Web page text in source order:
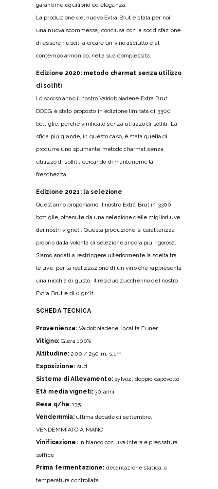
garantirne equilibrio ed eleganza.
La produzione del nuovo Extra Brut è stata per noi
una nuova scommessa, conclusa con la soddisfazione
di essere riusciti a creare un vino asciutto e al
contempo armonico, nella sua complessità.
Edizione 2020: metodo charmat senza utilizzo
di solfiti
Lo scorso anno il nostro Valdobbiadene Extra Brut
DOCG è stato proposto in edizione limitata di 3300
bottiglie, perchè vinificato senza utilizzo di solfiti. La
sfida più grande, in questo caso, è stata quella di
produrre uno spumante metodo charmat senza
utilizzo di solfiti, cercando di mantenerne la
freschezza.
Edizione 2021: la selezione
Quest’anno proponiamo il nostro Extra Brut in 3300
bottiglie, ottenute da una selezione delle migliori uve
dei nostri vigneti. Questa produzione si caratterizza
proprio dalla volontà di selezione ancora più rigorosa.
Siamo andati a restringere ulteriormente la scelta tra
le uve, per la realizzazione di un vino che rappresenta
una nicchia di gusto. Il residuo zuccherino del nostro
Extra Brut è di 0 gr/lt.
SCHEDA TECNICA
Provenienza: Valdobbiadene, località Funer
Vitigno:Glera 100%
Altitudine: 200 / 250 m. s.l.m.
Esposizione: sud
Sistema di Allevamento:sylvoz, doppio capovolto
Età media vigneti: 30 anni
Resa q/ha: 135
Vendemmia: ultima decade di settembre,
VENDEMMIATO A MANO
Vinificazione:in bianco con uva intera e pressatura
soffice
Prima fermentazione: decantazione statica, a
temperatura controllata